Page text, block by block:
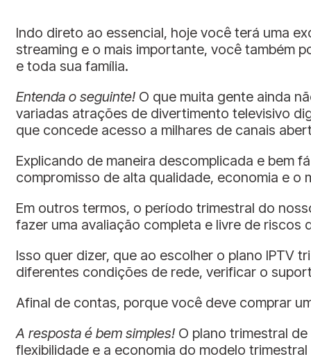
Indo direto ao essencial, hoje você terá uma
streaming e o mais importante, você também
e toda sua família.
Entenda o seguinte! O que muita gente ainda
variadas atrações de divertimento televisivo
que concede acesso a milhares de canais
Explicando de maneira descomplicada e bem
compromisso de alta qualidade, economia e
Em outros termos, o período trimestral do
fazer uma avaliação completa e livre de
Isso quer dizer, que ao escolher o plano IPTV
diferentes condições de rede, verificar o
Afinal de contas, porque você deve comprar
A resposta é bem simples! O plano trimestral
flexibilidade e a economia do modelo